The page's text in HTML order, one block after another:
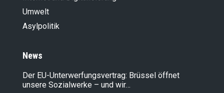
Umwelt
Asylpolitik
News
Der EU-Unterwerfungsvertrag: Brüssel öffnet
unsere Sozialwerke – und wir…